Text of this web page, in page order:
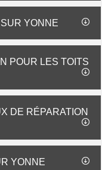
YONNE
POUR LES TOITS
DE RÉPARATION
YONNE